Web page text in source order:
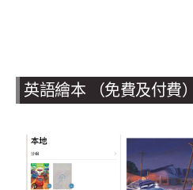
英語繪本 （免費及付費）